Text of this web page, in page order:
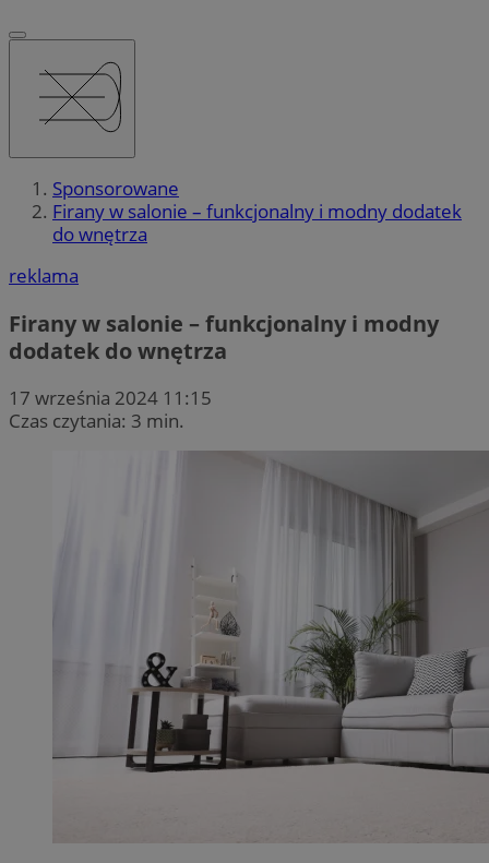
Sponsorowane
Firany w salonie – funkcjonalny i modny dodatek
do wnętrza
reklama
Firany w salonie – funkcjonalny i modny
dodatek do wnętrza
17 września 2024 11:15
Czas czytania: 3 min.